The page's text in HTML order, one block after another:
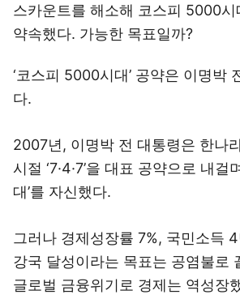
스카운트를 해소해 코스피 5000시
약속했다. 가능한 목표일까?
‘코스피 5000시대’ 공약은 이명박
다.
2007년, 이명박 전 대통령은 한나
시절 ‘7·4·7’을 대표 공약으로 내걸
대’를 자신했다.
그러나 경제성장률 7%, 국민소득
강국 달성이라는 목표는 공염불로
글로벌 금융위기로 경제는 역성장